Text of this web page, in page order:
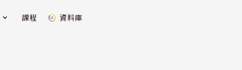
課程 資料庫